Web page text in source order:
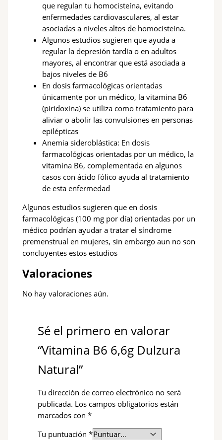
que regulan tu homocisteína, evitando
enfermedades cardiovasculares, al estar
asociadas a niveles altos de homocisteína.
Algunos estudios sugieren que ayuda a
regular la depresión tardía o en adultos
mayores, al encontrar que está asociada a
bajos niveles de B6
En dosis farmacológicas orientadas
únicamente por un médico, la vitamina B6
(piridoxina) se utiliza como tratamiento para
aliviar o abolir las convulsiones en personas
epilépticas
Anemia sideroblástica: En dosis
farmacológicas orientadas por un médico, la
vitamina B6, complementada en algunos
casos con ácido fólico ayuda al tratamiento
de esta enfermedad
Algunos estudios sugieren que en dosis
farmacológicas (100 mg por día) orientadas por un
médico podrían ayudar a tratar el síndrome
premenstrual en mujeres, sin embargo aun no son
concluyentes estos estudios
Valoraciones
No hay valoraciones aún.
Sé el primero en valorar
“Vitamina B6 6,6g Dulzura
Natural”
Tu dirección de correo electrónico no será
publicada. Los campos obligatorios están
marcados con*
Tu puntuación*